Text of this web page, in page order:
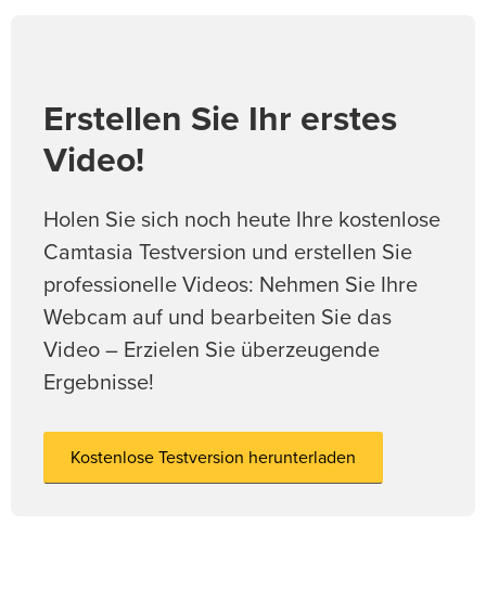
Erstellen Sie Ihr erstes
Video!
Holen Sie sich noch heute Ihre kostenlose
Camtasia Testversion und erstellen Sie
professionelle Videos: Nehmen Sie Ihre
Webcam auf und bearbeiten Sie das
Video – Erzielen Sie überzeugende
Ergebnisse!
Kostenlose Testversion herunterladen